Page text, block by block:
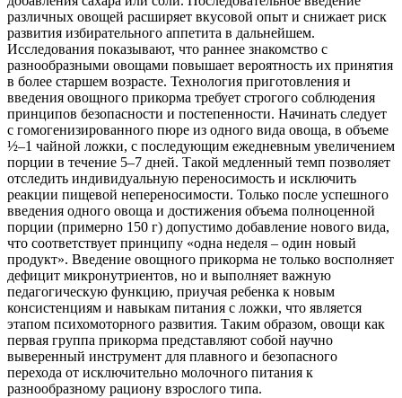
различных овощей расширяет вкусовой опыт и снижает риск
развития избирательного аппетита в дальнейшем.
Исследования показывают, что раннее знакомство с
разнообразными овощами повышает вероятность их принятия
в более старшем возрасте. Технология приготовления и
введения овощного прикорма требует строгого соблюдения
принципов безопасности и постепенности. Начинать следует
с гомогенизированного пюре из одного вида овоща, в объеме
½–1 чайной ложки, с последующим ежедневным увеличением
порции в течение 5–7 дней. Такой медленный темп позволяет
отследить индивидуальную переносимость и исключить
реакции пищевой непереносимости. Только после успешного
введения одного овоща и достижения объема полноценной
порции (примерно 150 г) допустимо добавление нового вида,
что соответствует принципу «одна неделя – один новый
продукт». Введение овощного прикорма не только восполняет
дефицит микронутриентов, но и выполняет важную
педагогическую функцию, приучая ребенка к новым
консистенциям и навыкам питания с ложки, что является
этапом психомоторного развития. Таким образом, овощи как
первая группа прикорма представляют собой научно
выверенный инструмент для плавного и безопасного
перехода от исключительно молочного питания к
разнообразному рациону взрослого типа.